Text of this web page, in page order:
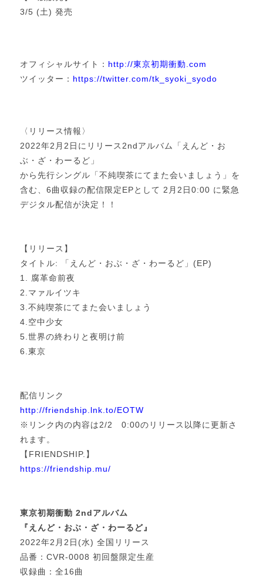
3/5 (土) 発売
オフィシャルサイト： http://東京初期衝動.com
ツイッター： https://twitter.com/tk_syoki_syodo
〈リリース情報〉
2022年2月2日にリリース2ndアルバム「えんど・お
ぶ・ざ・わーるど」
から先行シングル「不純喫茶にてまた会いましょう」を
含む、6曲収録の配信限定EPとして 2月2日0:00 に緊急
デジタル配信が決定！！
【リリース】
タイトル: 「えんど・おぶ・ざ・わーるど」(EP)
1. 腐革命前夜
2.マァルイツキ
3.不純喫茶にてまた会いましょう
4.空中少女
5.世界の終わりと夜明け前
6.東京
配信リンク
http://friendship.lnk.to/EOTW
※リンク内の内容は2/2 0:00のリリース以降に更新さ
れます。
【 FRIENDSHIP. 】
https://friendship.mu/
東京初期衝動 2ndアルバム
『えんど・おぶ・ざ・わーるど』
2022年2月2日(水) 全国リリース
品番：CVR-0008 初回盤限定生産
収録曲：全16曲